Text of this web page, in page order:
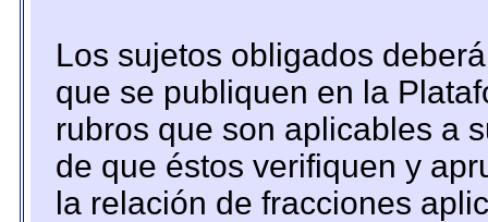
Los sujetos obligados
que se publiquen en la
rubros que son aplicables a
de que éstos verifiquen y
la relación de fracciones